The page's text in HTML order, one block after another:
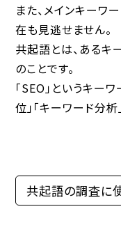
また、メインキーワ
在も見逃せません。
共起語とは、あるキ
のことです。
「SEO」というキー
位」「キーワード分
共起語の調査に